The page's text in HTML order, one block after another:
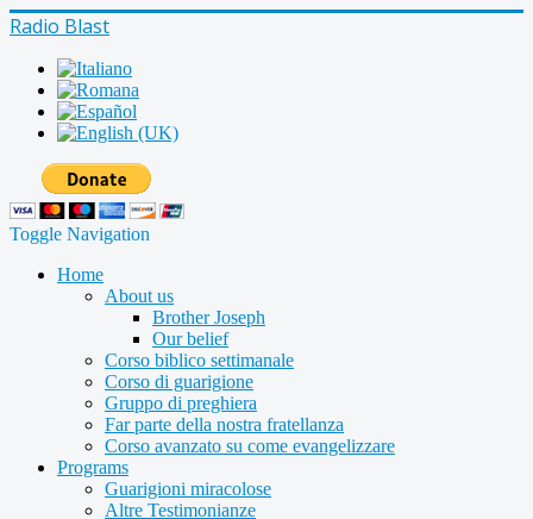
Radio Blast
Toggle Navigation
Home
About us
Brother Joseph
Our belief
Corso biblico settimanale
Corso di guarigione
Gruppo di preghiera
Far parte della nostra fratellanza
Corso avanzato su come evangelizzare
Programs
Guarigioni miracolose
Altre Testimonianze